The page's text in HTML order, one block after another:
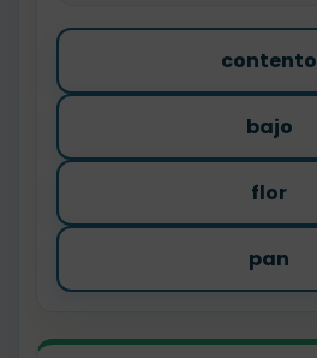
contento
bajo
flor
pan